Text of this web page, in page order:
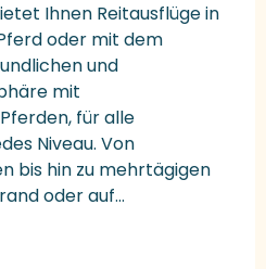
Ihnen Reitausflüge in
oder mit dem
und
mit
für alle
Niveau. Von
bis hin zu mehrtägigen
oder auf...